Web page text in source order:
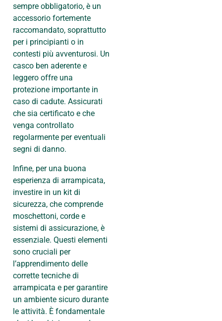
sempre obbligatorio, è un
accessorio fortemente
raccomandato, soprattutto
per i principianti o in
contesti più avventurosi. Un
casco ben aderente e
leggero offre una
protezione importante in
caso di cadute. Assicurati
che sia certificato e che
venga controllato
regolarmente per eventuali
segni di danno.
Infine, per una buona
esperienza di arrampicata,
investire in un kit di
sicurezza, che comprende
moschettoni, corde e
sistemi di assicurazione, è
essenziale. Questi elementi
sono cruciali per
l’apprendimento delle
corrette tecniche di
arrampicata e per garantire
un ambiente sicuro durante
le attività. È fondamentale